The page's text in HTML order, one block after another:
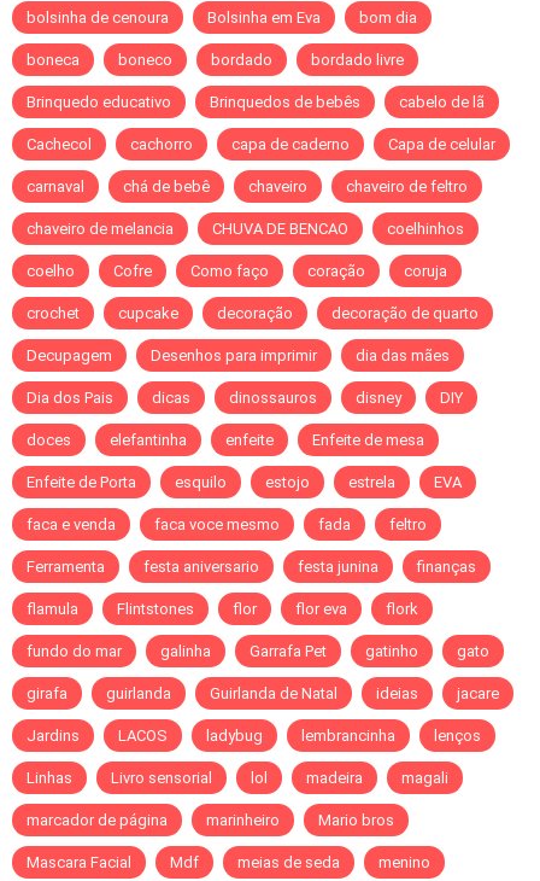
bolsinha de cenoura Bolsinha em Eva bom dia
boneca boneco bordado bordado livre
Brinquedo educativo Brinquedos de bebês cabelo de lã
Cachecol cachorro capa de caderno Capa de celular
carnaval chá de bebê chaveiro chaveiro de feltro
chaveiro de melancia CHUVA DE BENCAO coelhinhos
coelho Cofre Como faço coração coruja
crochet cupcake decoração decoração de quarto
Decupagem Desenhos para imprimir dia das mães
Dia dos Pais dicas dinossauros disney DIY
doces elefantinha enfeite Enfeite de mesa
Enfeite de Porta esquilo estojo estrela EVA
faca e venda faca voce mesmo fada feltro
Ferramenta festa aniversario festa junina finanças
flamula Flintstones flor flor eva flork
fundo do mar galinha Garrafa Pet gatinho gato
girafa guirlanda Guirlanda de Natal ideias jacare
Jardins LACOS ladybug lembrancinha lenços
Linhas Livro sensorial lol madeira magali
marcador de página marinheiro Mario bros
Mascara Facial Mdf meias de seda menino